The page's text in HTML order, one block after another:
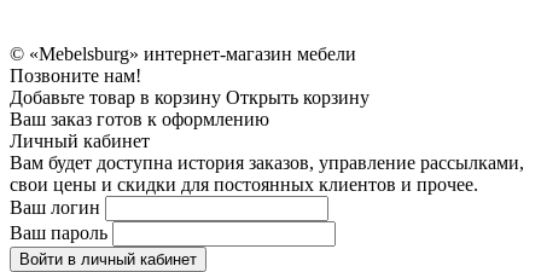
© «Mebelsburg» интернет-магазин мебели
Позвоните нам!
Добавьте товар в корзину Открыть корзину
Ваш заказ готов к оформлению
Личный кабинет
Вам будет доступна история заказов, управление рассылками,
свои цены и скидки для постоянных клиентов и прочее.
Ваш логин
Ваш пароль
Войти в личный кабинет